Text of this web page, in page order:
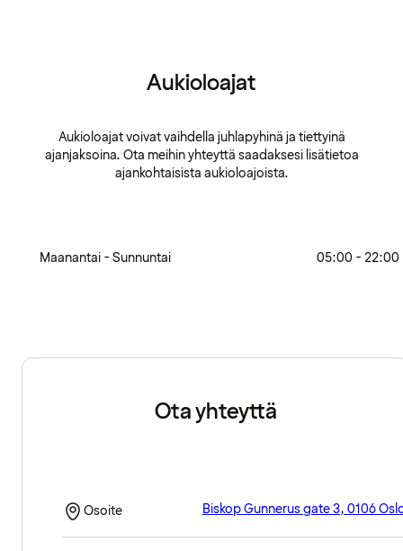
Aukioloajat
Aukioloajat voivat vaihdella juhlapyhinä ja tiettyinä
ajanjaksoina. Ota meihin yhteyttä saadaksesi lisätietoa
ajankohtaisista aukioloajoista.
Maanantai - Sunnuntai 05:00 - 22:00
Ota yhteyttä
Osoite Biskop Gunnerus gate 3, 0106